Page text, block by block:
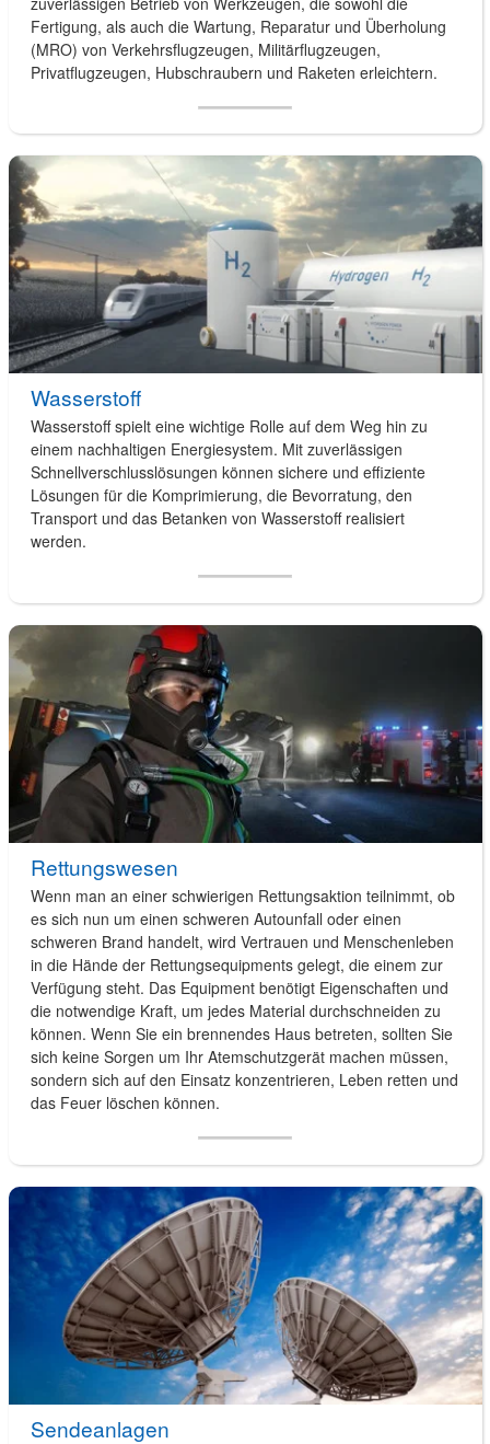
Fertigung, als auch die Wartung, Reparatur und Überholung
(MRO) von Verkehrsflugzeugen, Militärflugzeugen,
Privatflugzeugen, Hubschraubern und Raketen erleichtern.
Wasserstoff
Wasserstoff spielt eine wichtige Rolle auf dem Weg hin zu
einem nachhaltigen Energiesystem. Mit zuverlässigen
Schnellverschlusslösungen können sichere und effiziente
Lösungen für die Komprimierung, die Bevorratung, den
Transport und das Betanken von Wasserstoff realisiert
werden.
Rettungswesen
Wenn man an einer schwierigen Rettungsaktion teilnimmt, ob
es sich nun um einen schweren Autounfall oder einen
schweren Brand handelt, wird Vertrauen und Menschenleben
in die Hände der Rettungsequipments gelegt, die einem zur
Verfügung steht. Das Equipment benötigt Eigenschaften und
die notwendige Kraft, um jedes Material durchschneiden zu
können. Wenn Sie ein brennendes Haus betreten, sollten Sie
sich keine Sorgen um Ihr Atemschutzgerät machen müssen,
sondern sich auf den Einsatz konzentrieren, Leben retten und
das Feuer löschen können.
Sendeanlagen